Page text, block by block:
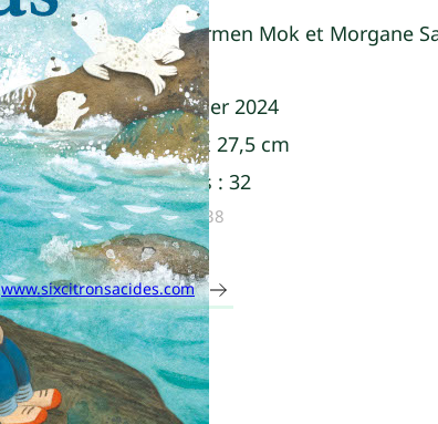
Kallie George, Carmen Mok et Morgane
Parution :01 février 2024
Dimensions :21 x 27,5 cm
Nombre de pages : 32
ISBN :9782383150138
www.sixcitronsacides.com